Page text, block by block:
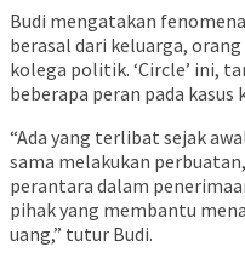
Budi mengatakan
berasal dari keluarga,
kolega politik. ‘Circle’ ini,
beberapa peran pada kasus
“Ada yang terlibat sejak
sama melakukan
perantara dalam
pihak yang membantu
uang,” tutur Budi.